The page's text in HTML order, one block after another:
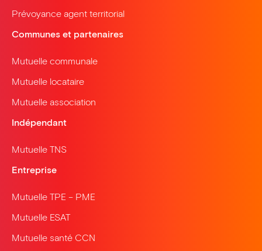
Prévoyance agent territorial
Communes et partenaires
Mutuelle communale
Mutuelle locataire
Mutuelle association
Indépendant
Mutuelle TNS
Entreprise
Mutuelle TPE – PME
Mutuelle ESAT
Mutuelle santé CCN